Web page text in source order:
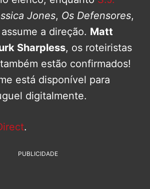
Jones, Os Defensores,
a direção. Matt
Sharpless, os roteiristas
estão confirmados!
está disponível para
digitalmente.
.
PUBLICIDADE